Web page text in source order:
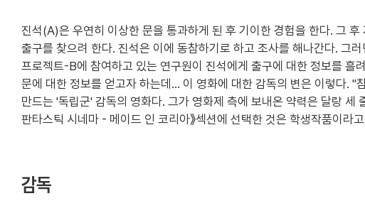
진석(A)은 우연히 이상한 문을 통과하게 된 후 기이한 경험을 한다. 그
출구를 찾으려 한다. 진석은 이에 동참하기로 하고 조사를 해나간다. 그
프로젝트-B에 참여하고 있는 연구원이 진석에게 출구에 대한 정보를
문에 대한 정보를 얻고자 하는데... 이 영화에 대한 감독의 변은 이렇다.
만드는 '독립군' 감독의 영화다. 그가 영화제 측에 보내온 약력은 달랑
판타스틱 시네마 - 메이드 인 코리아》섹션에 선택한 것은 학생작품이라
감독